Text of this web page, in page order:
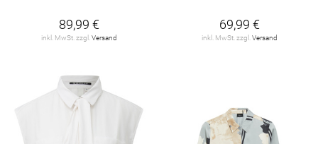
89,99 €
inkl. MwSt. zzgl. Versand
69,99 €
inkl. MwSt. zzgl. Versand